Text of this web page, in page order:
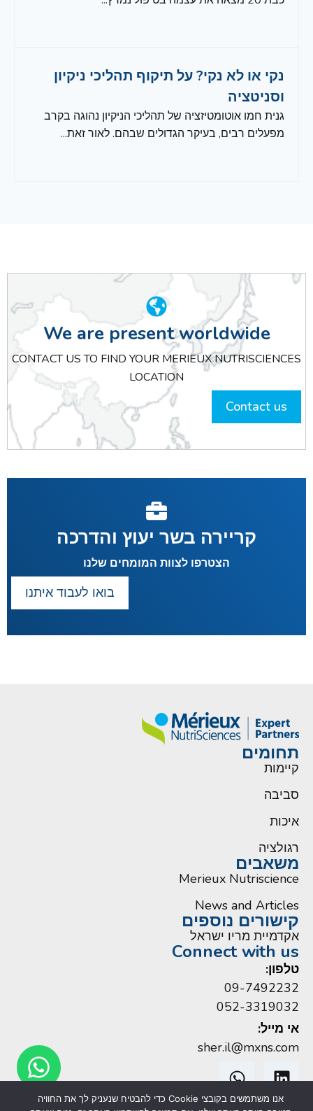
נקי או לא נקי? על תיקוף תהליכי ניקיון
וסניטציה
גנית חמו אוטומטיזציה של תהליכי הניקיון נהוגה בקרב
מפעלים רבים, בעיקר הגדולים שבהם. לאור זאת...
Contact us
We are present worldwide
CONTACT US TO FIND YOUR MERIEUX NUTRISCIENCES
LOCATION
קריירה בשר יעוץ והדרכה
הצטרפו לצוות המומחים שלנו
בואו לעבוד איתנו
תחומים
קיימות
סביבה
איכות
רגולציה
משאבים
Merieux Nutriscience
News and Articles
קישורים נוספים
אקדמיית מריו ישראל
Connect with us
טלפון:
09-7492232
052-3319032
אי מייל:
sher.il@mxns.com
אנו משתמשים בקובצי Cookie כדי להבטיח שנעניק לך את החוויה